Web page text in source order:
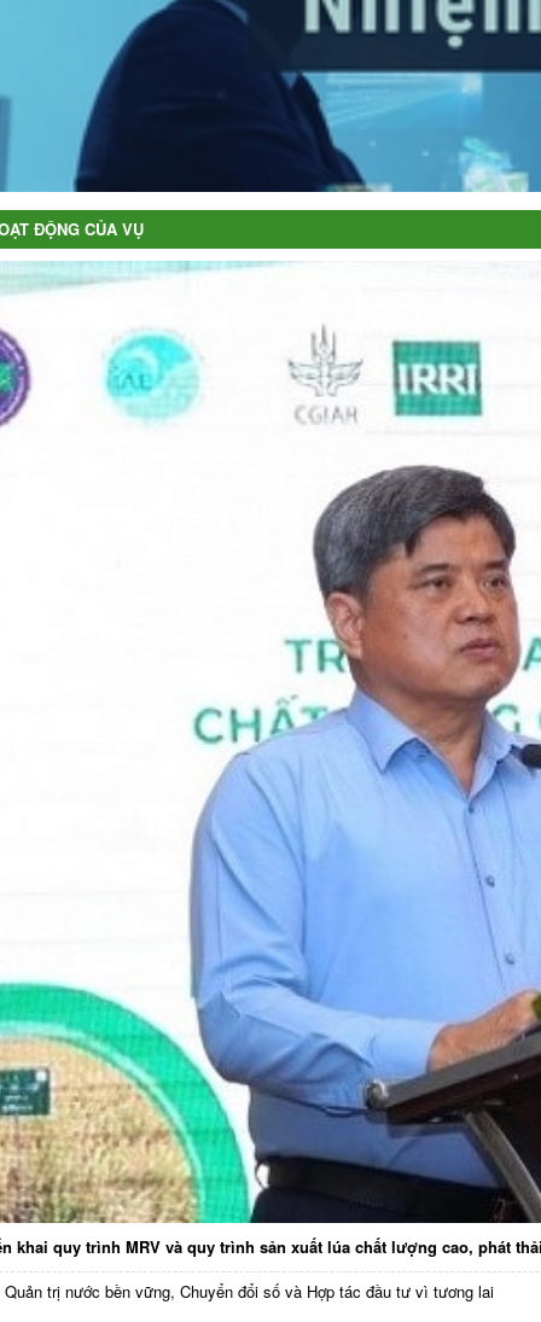
ĐỘNG CỦA VỤ
khai quy trình MRV và quy trình sản xuất lúa chất lượng cao, phát
Quản trị nước bền vững, Chuyển đổi số và Hợp tác đầu tư vì tương lai